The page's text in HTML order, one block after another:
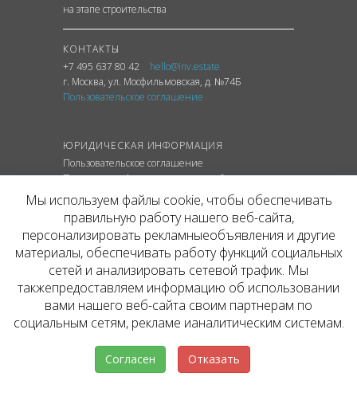
на этапе строительства
КОНТАКТЫ
+7 495 637 80 42
hello@inv.estate
г. Москва, ул. Мосфильмовская, д. №74Б
Пользовательское соглашение
ЮРИДИЧЕСКАЯ ИНФОРМАЦИЯ
Пользовательское соглашение
Политика конфиденциальности сайта
Политика обработки персональных данных
© ОФИЦИАЛЬНЫЙ САЙТ КОМПАНИИ
INVESTATE, 2026
Представленная на сайте агентства информация,
в т.ч. стоимости объектов, носит информационный
характер и не является публичной офертой. Условия
аренды объекта могут быть изменены собственником
без уведомления.
Мы используем файлы cookie, чтобы обеспечивать
правильную работу нашего веб-сайта,
персонализировать рекламныеобъявления и другие
материалы, обеспечивать работу функций социальных
сетей и анализировать сетевой трафик. Мы
такжепредоставляем информацию об использовании
вами нашего веб-сайта своим партнерам по
социальным сетям, рекламе ианалитическим системам.
Согласен Отказать